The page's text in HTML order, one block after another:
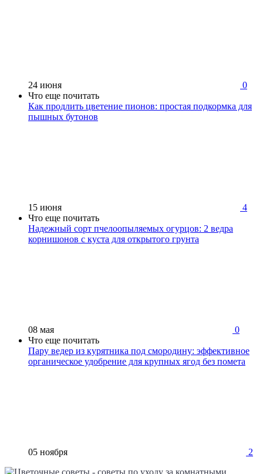
24 июня
0
Что еще почитать
Как продлить цветение пионов: простая подкормка для
пышных бутонов
15 июня
4
Что еще почитать
Надежный сорт пчелоопыляемых огурцов: 2 ведра
корнишонов с куста для открытого грунта
08 мая
0
Что еще почитать
Пару ведер из курятника под смородину: эффективное
органическое удобрение для крупных ягод без помета
05 ноября 2